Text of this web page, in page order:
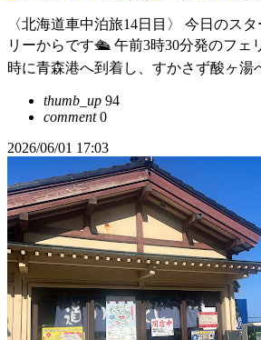
〈北海道車中泊旅14日目〉 今日のス
リーからです🛳️ 午前3時30分発のフェ
時に青森港へ到着し、すかさず酸ヶ湯
thumb_up 94
comment0
2026/06/01 17:03